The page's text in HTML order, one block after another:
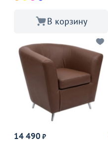
В корзину
14 490 ₽